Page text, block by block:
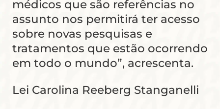
médicos que são referências no
assunto nos permitirá ter acesso
sobre novas pesquisas e
tratamentos que estão ocorrendo
em todo o mundo”, acrescenta.
Lei Carolina Reeberg Stanganelli